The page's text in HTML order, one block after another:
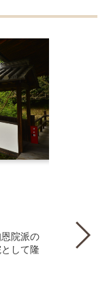
院派の
して隆